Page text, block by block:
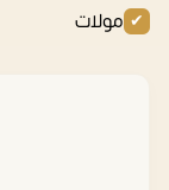
مولات